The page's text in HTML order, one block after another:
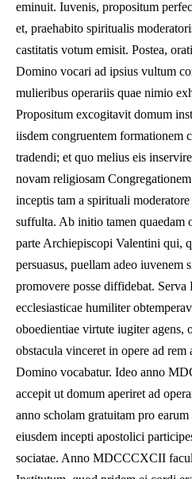
eminuit. Iuvenis, propositum
et, praehabito spiritualis
castitatis votum emisit. Postea,
Domino vocari ad ipsius vultum
mulieribus operariis quae nimio
Propositum excogitavit domum
iisdem congruentem formationem
tradendi; et quo melius eis
novam religiosam
inceptis tam a spirituali
suffulta. Ab initio tamen quaedam
parte Archiepiscopi Valentini qui,
persuasus, puellam adeo iuvenem
promovere posse diffidebat.
ecclesiasticae humiliter
oboedientiae virtute iugiter agens,
obstacula vinceret in opere ad rem
Domino vocabatur. Ideo anno
accepit ut domum aperiret ad
anno scholam gratuitam pro
eiusdem incepti apostolici
sociatae. Anno MDCCCXCII